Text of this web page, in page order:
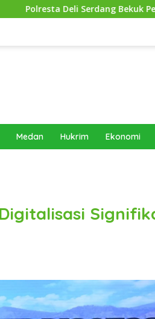
Bekuk Pengedar Narkoba di
Medan Hukrim Ekonomi